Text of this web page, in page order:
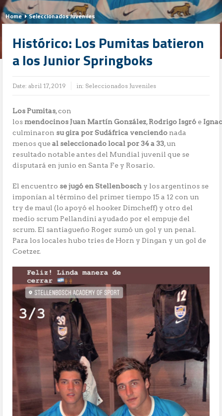
Home Seleccionados Juveniles
Histórico: Los Pumitas batieron
a los Junior Springboks
Date:abril 17, 2019 in:Seleccionados Juveniles
Los Pumitas, con
los mendocinos Juan Martín González,Rodrigo Isgró e
culminaron su gira por Sudáfrica venciendo nada
menos queal seleccionado local por 34 a 33, un
resultado notable antes del Mundial juvenil que se
disputará en junio en Santa Fe y Rosario.
El encuentro se jugó en Stellenbosch y los argentinos se
imponían al término del primer tiempo 15 a 12 con un
try de maul (lo apoyó el hooker Dimcheff) y otro del
medio scrum Pellandini ayudado por el empuje del
scrum. El santiagueño Roger sumó un gol y un penal.
Para los locales hubo tries de Horn y Dingan y un gol de
Coetzer.